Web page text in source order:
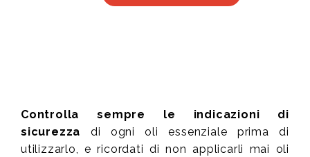
Controlla sempre le indicazioni di
sicurezza di ogni oli essenziale prima di
utilizzarlo, e ricordati di non applicarli mai oli